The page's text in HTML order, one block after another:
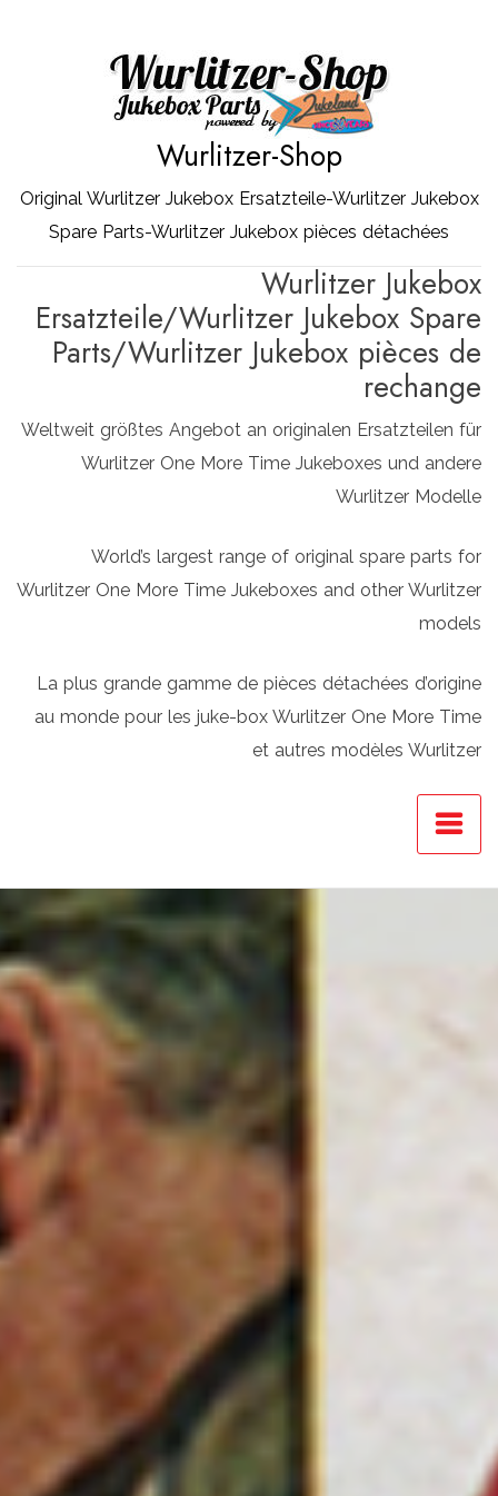
Wurlitzer-Shop
Original Wurlitzer Jukebox Ersatzteile-Wurlitzer Jukebox
Spare Parts-Wurlitzer Jukebox pièces détachées
Wurlitzer Jukebox
Ersatzteile/Wurlitzer Jukebox Spare
Parts/Wurlitzer Jukebox pièces de
rechange
Weltweit größtes Angebot an originalen Ersatzteilen für
Wurlitzer One More Time Jukeboxes und andere
Wurlitzer Modelle
World’s largest range of original spare parts for
Wurlitzer One More Time Jukeboxes and other Wurlitzer
models
La plus grande gamme de pièces détachées d’origine
au monde pour les juke-box Wurlitzer One More Time
et autres modèles Wurlitzer